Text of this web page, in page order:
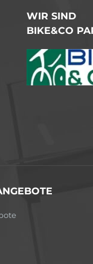
WIR SIND
BIKE&CO